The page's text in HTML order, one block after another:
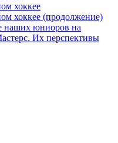
хоккее
хоккее (продолжение)
наших юниоров на
Их перспективы